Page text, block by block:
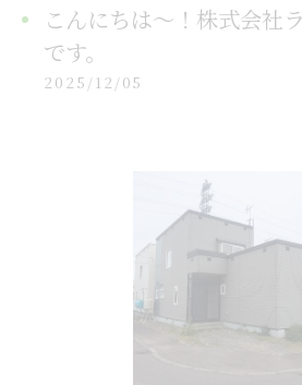
こんにちは〜！株式会社
です。
2025/12/05